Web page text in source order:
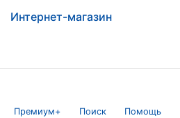
Интернет-магазин
Премиум+ Поиск Помощь